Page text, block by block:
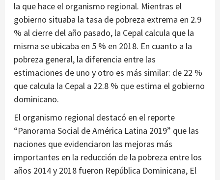
la que hace el organismo regional. Mientras el
gobierno situaba la tasa de pobreza extrema en 2.9
% al cierre del año pasado, la Cepal calcula que la
misma se ubicaba en 5 % en 2018. En cuanto a la
pobreza general, la diferencia entre las
estimaciones de uno y otro es más similar: de 22 %
que calcula la Cepal a 22.8 % que estima el gobierno
dominicano.
El organismo regional destacó en el reporte
“Panorama Social de América Latina 2019” que las
naciones que evidenciaron las mejoras más
importantes en la reducción de la pobreza entre los
años 2014 y 2018 fueron República Dominicana, El